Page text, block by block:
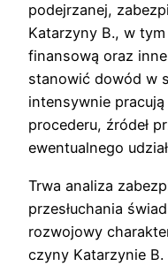
podejrzanej,
Katarzyny B., w
finansową oraz
stanowić dowód w
intensywnie pracują
procederu, źródeł
ewentualnego
Trwa analiza
przesłuchania
rozwojowy
czyny Katarzynie